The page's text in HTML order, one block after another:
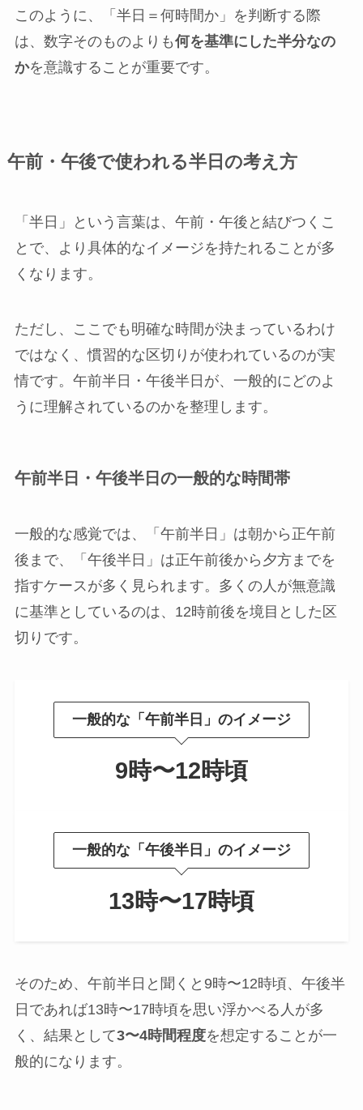
このように、「半日＝何時間か」を判断する際
は、数字そのものよりも何を基準にした半分なの
かを意識することが重要です。
午前・午後で使われる半日の考え方
「半日」という言葉は、午前・午後と結びつくこ
とで、より具体的なイメージを持たれることが多
くなります。
ただし、ここでも明確な時間が決まっているわけ
ではなく、慣習的な区切りが使われているのが実
情です。午前半日・午後半日が、一般的にどのよ
うに理解されているのかを整理します。
午前半日・午後半日の一般的な時間帯
一般的な感覚では、「午前半日」は朝から正午前
後まで、「午後半日」は正午前後から夕方までを
指すケースが多く見られます。多くの人が無意識
に基準としているのは、12時前後を境目とした区
切りです。
一般的な「午前半日 」 のイメージ
9時〜12時頃
一般的な「午後半日」のイメージ
13時〜17時頃
そのため、午前半日と聞くと9時〜12時頃、午後半
日であれば13時〜17時頃を思い浮かべる人が多
く、結果として3〜4時間程度を想定することが一
般的になります。